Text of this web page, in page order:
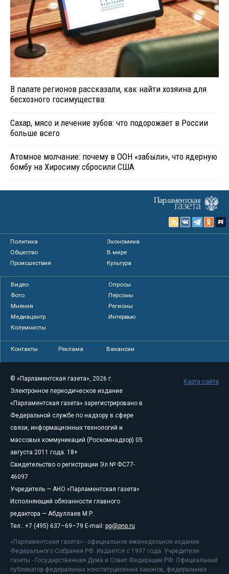
В палате регионов рассказали, как найти хозяина для
бесхозного госимущества
Сахар, мясо и лечение зубов: что подорожает в России
больше всего
Атомное молчание: почему в ООН «забыли», что ядерную
бомбу на Хиросиму сбросили США
Политика
Экономика
Общество
В мире
Происшествия
Культура
Видео
Опросы
Фото
Персоны
Мнения
Регионы
Медиацентр
Интервью
Колумнисты
Контакты Реклама Вакансии
© «Парламентская газета», 2026 г.
Электронное периодическое издание
«Парламентская газета» зарегистрировано в
Федеральной службе по надзору в сфере
связи, информационных технологий и
массовых коммуникаций (Роскомнадзор) 05
августа 2011 года. 18+
Свидетельство о регистрации Эл № ФС77-
46097
Учредитель — АНО «Парламентская газета»
Исполняющий обязанности главного
редактора — Абдуллаев М.Р.
Тел.: +7 (495) 637–69–79 E-mail: pg@pnp.ru
«Парламентская газета» - официальное еженедельное издание
Федерального Собрания РФ. Издается с 1997 года. Учредители
газеты - Государственная Дума и Совет Федерации РФ. Официальный
публикатор федеральных конституционных законов, федеральных
Карта сайта